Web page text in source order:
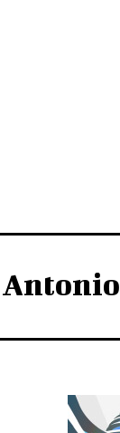
Antonio